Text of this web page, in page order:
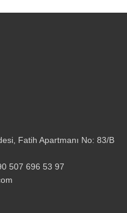
Fatih Apartmanı No: 83/B
507 696 53 97